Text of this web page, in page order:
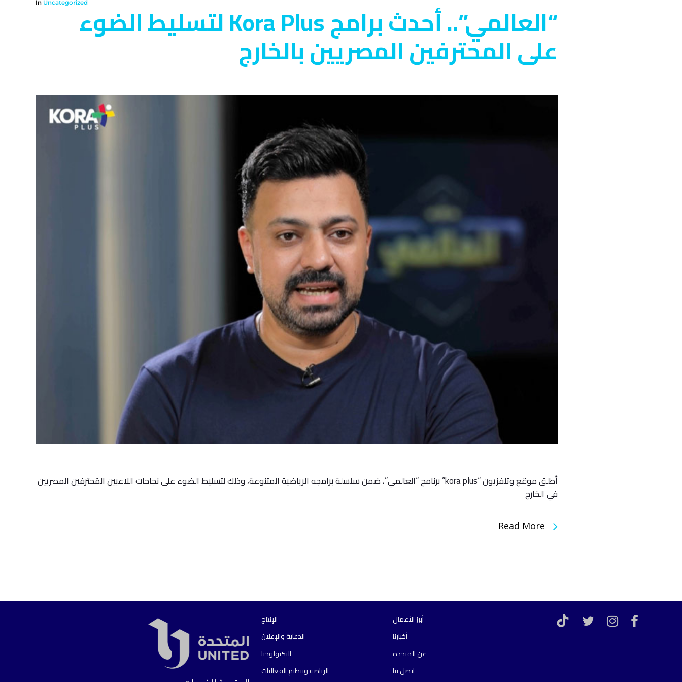
In Uncategorized“العالمي”.. أحدث برامج Kora Plus لتسليط الضوء
على المحترفين المصريين بالخارج
أطلق موقع وتلفزيون “kora plus” برنامج “العالمي”، ضمن سلسلة برامجه الرياضية المتنوعة، وذلك لتسليط الضوء على نجاحات اللاعبين المُحترفين المصريين
في الخارج
Read More
الإنتاج
الدعاية والإعلان
التكنولوجيا
الرياضة وتنظيم الفعاليات
أبرز الأعمال
أخبارنا
عن المتحدة
اتصل بنا
facebook
instagram
twitter
TikTok